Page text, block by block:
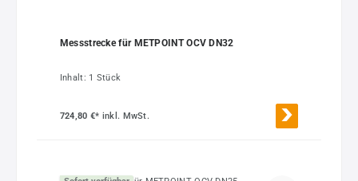
Messstrecke für METPOINT OCV DN32
Inhalt: 1 Stück
724,80 €* inkl. MwSt.